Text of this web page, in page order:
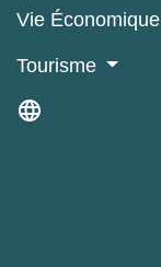
Vie Économique
Tourisme
language